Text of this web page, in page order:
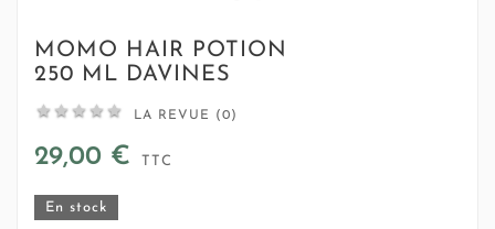
MOMO HAIR POTION
250 ML DAVINES
     LA REVUE (0)
29,00 € TTC
En stock